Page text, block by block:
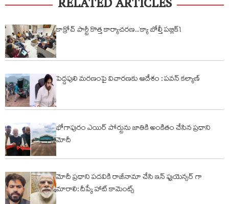
కాక్రోచ్ పార్టీ కొత్త కార్యాచరణ..‘క్యా బోల్తీ పబ్లిక్’!
పెద్దపులి మరణంపై విచారణకు ఆదేశం : పవన్ కల్యాణ్
భోగాపురం ఎయిర్ పోర్టును జాతికి అంకితం చేసిన ప్రధాని
మోదీ
మోదీ ప్రధాని పదవికి రాజీనామా చేసి ఇన్ ఫ్లుయెన్సర్ గా
మారాలి: దీప్కే హాట్ కామెంట్స్